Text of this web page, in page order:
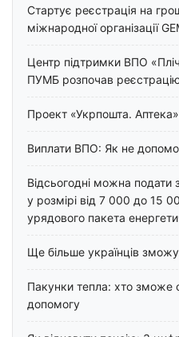
Стартує реєстрація на
міжнародної організації
Центр підтримки ВПО
ПУМБ розпочав
Проект «Укрпошта.
Виплати ВПО: Як не
Відсьогодні можна
у розмірі від 7 000 до 15
урядового пакета
Ще більше українців
Пакунки тепла: хто зможе
допомогу